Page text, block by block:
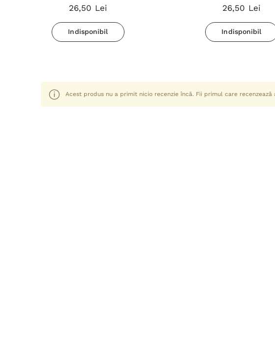
26,50 Lei
Indisponibil
26,50 Lei
Indisponibil
Acest produs nu a primit nicio recenzie încă. Fii primul care recenzează